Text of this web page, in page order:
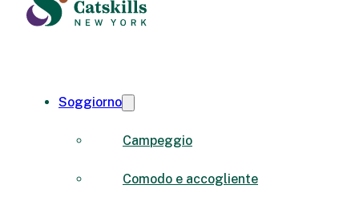
Soggiorno
Campeggio
Comodo e accogliente